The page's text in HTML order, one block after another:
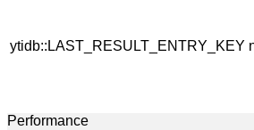
ytidb::LAST_RESULT_ENTRY_KEY
Performance